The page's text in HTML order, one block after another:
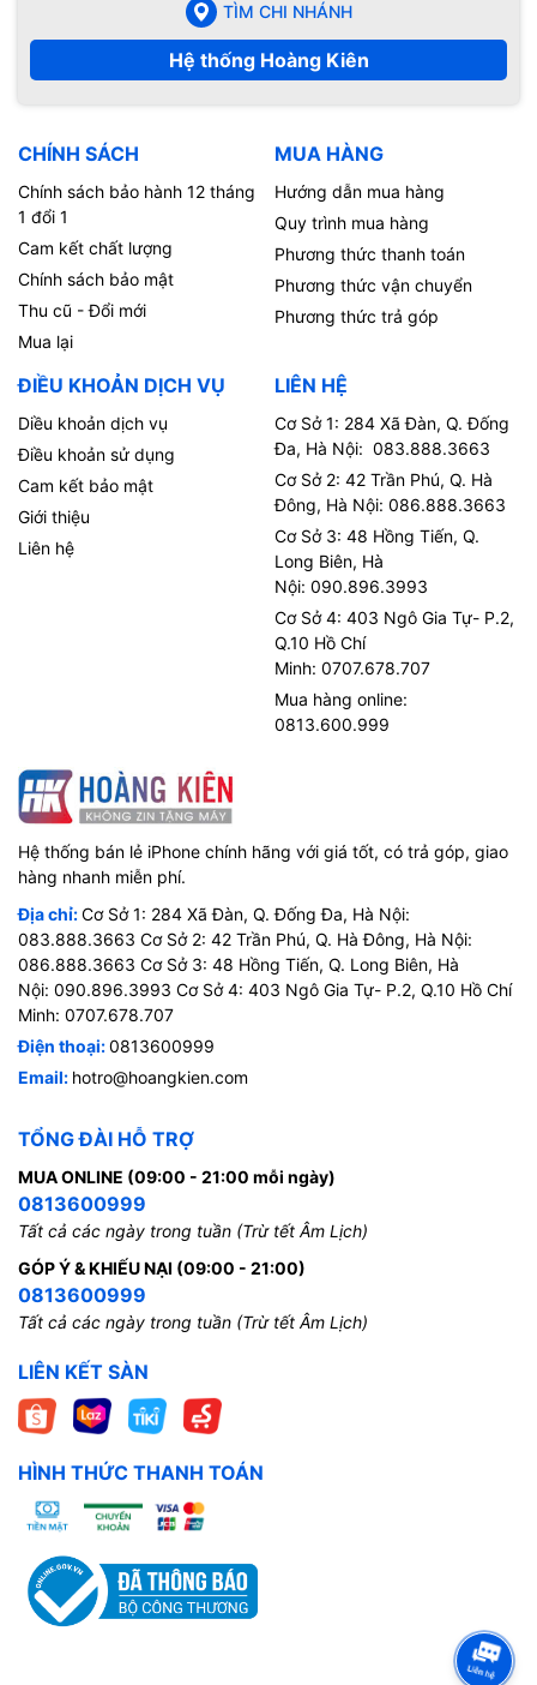
TÌM CHI NHÁNH
Hệ thống Hoàng Kiên
CHÍNH SÁCH
Chính sách bảo hành 12 tháng
1 đổi 1
Cam kết chất lượng
Chính sách bảo mật
Thu cũ - Đổi mới
Mua lại
MUA HÀNG
Hướng dẫn mua hàng
Quy trình mua hàng
Phương thức thanh toán
Phương thức vận chuyển
Phương thức trả góp
ĐIỀU KHOẢN DỊCH VỤ
Diều khoản dịch vụ
Điều khoản sử dụng
Cam kết bảo mật
Giới thiệu
Liên hệ
LIÊN HỆ
Cơ Sở 1: 284 Xã Đàn, Q. Đống
Đa, Hà Nội: 083.888.3663
Cơ Sở 2: 42 Trần Phú, Q. Hà
Đông, Hà Nội: 086.888.3663
Cơ Sở 3: 48 Hồng Tiến, Q.
Long Biên, Hà
Nội: 090.896.3993
Cơ Sở 4: 403 Ngô Gia Tự- P.2,
Q.10 Hồ Chí
Minh: 0707.678.707
Mua hàng online:
0813.600.999
Hệ thống bán lẻ iPhone chính hãng với giá tốt, có trả góp, giao
hàng nhanh miễn phí.
Địa chỉ:Cơ Sở 1: 284 Xã Đàn, Q. Đống Đa, Hà Nội:
083.888.3663 Cơ Sở 2: 42 Trần Phú, Q. Hà Đông, Hà Nội:
086.888.3663 Cơ Sở 3: 48 Hồng Tiến, Q. Long Biên, Hà
Nội: 090.896.3993 Cơ Sở 4: 403 Ngô Gia Tự- P.2, Q.10 Hồ Chí
Minh: 0707.678.707
Điện thoại:0813600999
Email: hotro@hoangkien.com
TỔNG ĐÀI HỖ TRỢ
MUA ONLINE (09:00 - 21:00 mỗi ngày)
0813600999
Tất cả các ngày trong tuần (Trừ tết Âm Lịch)
GÓP Ý & KHIẾU NẠI (09:00 - 21:00)
0813600999
Tất cả các ngày trong tuần (Trừ tết Âm Lịch)
LIÊN KẾT SÀN
HÌNH THỨC THANH TOÁN